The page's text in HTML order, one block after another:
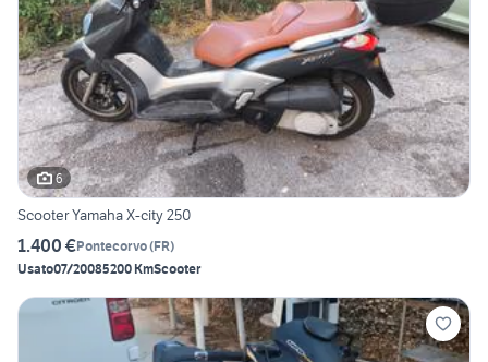
6
Scooter Yamaha X-city 250
1.400 €Pontecorvo(FR)
Usato07/20085200 KmScooter